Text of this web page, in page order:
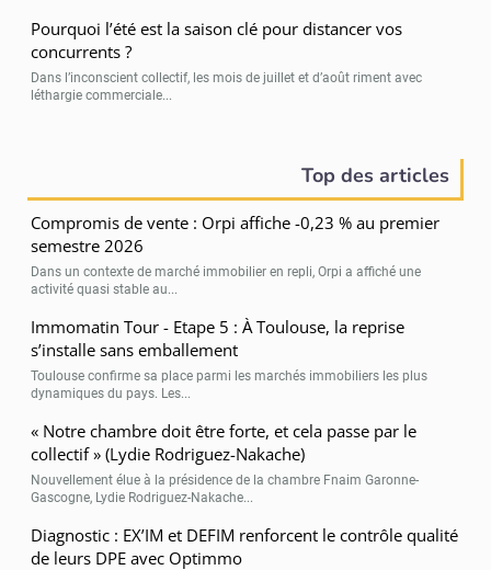
Pourquoi l’été est la saison clé pour distancer vos
concurrents ?
Dans l’inconscient collectif, les mois de juillet et d’août riment avec
léthargie commerciale...
Top des articles
Compromis de vente : Orpi affiche -0,23 % au premier
semestre 2026
Dans un contexte de marché immobilier en repli, Orpi a affiché une
activité quasi stable au...
Immomatin Tour - Etape 5 : À Toulouse, la reprise
s’installe sans emballement
Toulouse confirme sa place parmi les marchés immobiliers les plus
dynamiques du pays. Les...
« Notre chambre doit être forte, et cela passe par le
collectif » (Lydie Rodriguez-Nakache)
Nouvellement élue à la présidence de la chambre Fnaim Garonne-
Gascogne, Lydie Rodriguez-Nakache...
Diagnostic : EX’IM et DEFIM renforcent le contrôle qualité
de leurs DPE avec Optimmo